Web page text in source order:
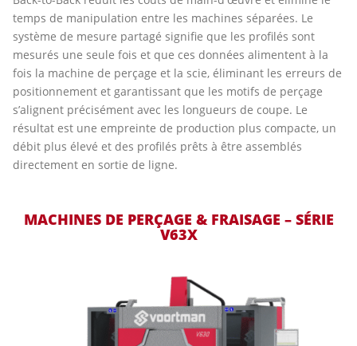
temps de manipulation entre les machines séparées. Le
système de mesure partagé signifie que les profilés sont
mesurés une seule fois et que ces données alimentent à la
fois la machine de perçage et la scie, éliminant les erreurs de
positionnement et garantissant que les motifs de perçage
s’alignent précisément avec les longueurs de coupe. Le
résultat est une empreinte de production plus compacte, un
débit plus élevé et des profilés prêts à être assemblés
directement en sortie de ligne.
MACHINES DE PERÇAGE & FRAISAGE – SÉRIE
V63X